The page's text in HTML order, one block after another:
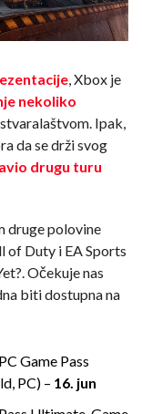
, Xbox je
nekoliko
Ipak,
da se drži svog
drugu turu
druge polovine
of Duty i EA Sports
Očekuje nas
biti dostupna na
Game Pass
PC) – 16. jun